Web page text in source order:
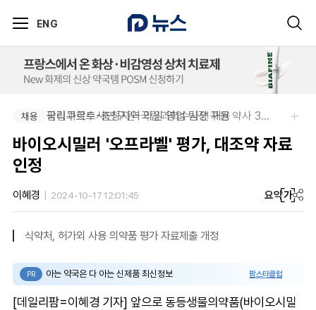
ENG
채용 팜리쿠르트-충청지역 의원 영업 팀장 채용
채용 국립과학수사연구원-국립과학수사연구원 약사 3명 채용
바이오시밀러 '오프라벨' 평가, 대조약 자료
인정
이혜경 2024-10-17 12:01:45 요약가
식약처, 허가외 사용 의약품 평가 자료제출 개정
PR 아는 약국은 다 아는 신제품 최신정보 팜스타클럽
[데일리팜=이혜경 기자] 앞으로 동등생물의약품(바이오시밀